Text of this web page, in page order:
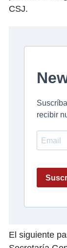
CSJ.
El siguiente